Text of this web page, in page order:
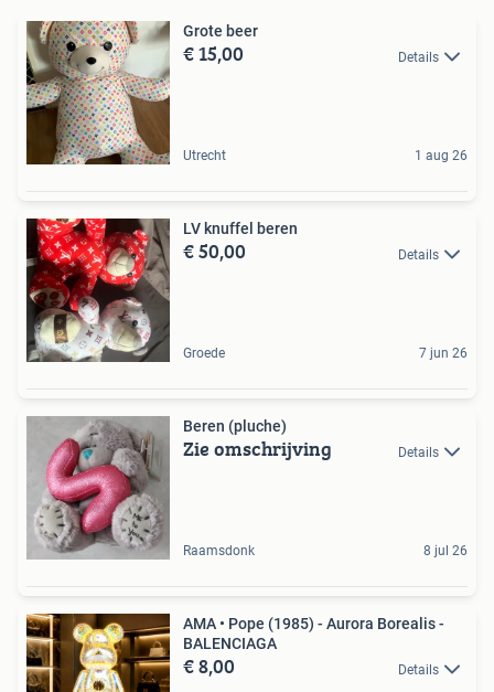
Grote beer
€ 15,00 Details
Utrecht 1 aug 26
LV knuffel beren
€ 50,00 Details
Groede 7 jun 26
Beren (pluche)
Zie omschrijving Details
Raamsdonk 8 jul 26
AMA • Pope (1985) - Aurora Borealis -
BALENCIAGA
€ 8,00 Details